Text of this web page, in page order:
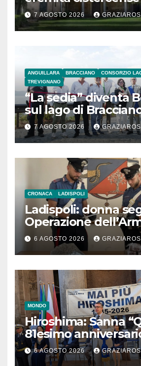
secolo
7 AGOSTO 2026
ANGUILLARA BRACCIANO
CONSORZIO
TREVIGNANO
“La sedia” diventa
sul lago di
l’inaugurazione
7 AGOSTO 2026
CRONACA LADISPOLI
Ladispoli: donna
Operazione
6 AGOSTO 2026
MONDO
Hiroshima: Sanna
81esimo
monito per tutti”
6 AGOSTO 2026